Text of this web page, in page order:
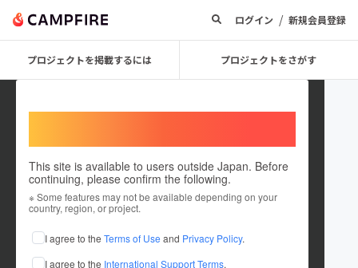
ログイン / 新規会員登録
プロジェクトを掲載するには プロジェクトをさがす
This site is available to users outside Japan. Before
continuing, please confirm the following.
※ Some features may not be available depending on your
country, region, or project.
I agree to the Terms of Use and Privacy Policy.
I agree to the International Support Terms.
Mitsuyoshishouten
これまでに20件のプロジェクトを投稿しています